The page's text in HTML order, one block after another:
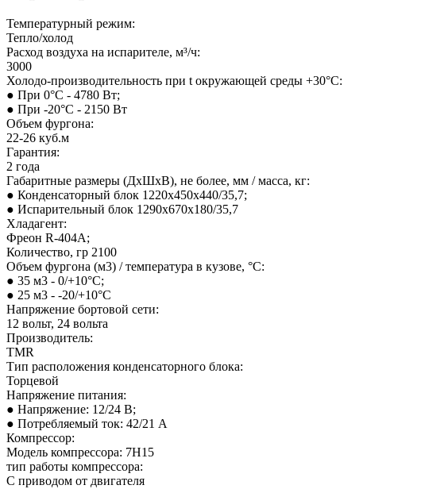
Температурный режим:
Тепло/холод
Расход воздуха на испарителе, м³/ч:
3000
Холодо-производительность при t окружающей среды +30°С:
● При 0°С - 4780 Вт;
● При -20°С - 2150 Вт
Объем фургона:
22-26 куб.м
Гарантия:
2 года
Габаритные размеры (ДхШхВ), не более, мм / масса, кг:
● Конденсаторный блок 1220х450х440/35,7;
● Испарительный блок 1290х670х180/35,7
Хладагент:
Фреон R-404А;
Количество, гр 2100
Объем фургона (м3) / температура в кузове, °С:
● 35 м3 - 0/+10°С;
● 25 м3 - -20/+10°С
Напряжение бортовой сети:
12 вольт, 24 вольта
Производитель:
TMR
Тип расположения конденсаторного блока:
Торцевой
Напряжение питания:
● Напряжение: 12/24 В;
● Потребляемый ток: 42/21 А
Компрессор:
Модель компрессора: 7H15
тип работы компрессора:
С приводом от двигателя